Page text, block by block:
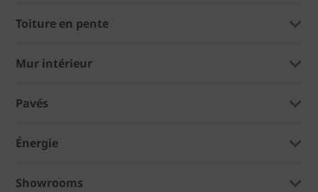
Toiture en pente
Mur intérieur
Pavés
Énergie
Showrooms